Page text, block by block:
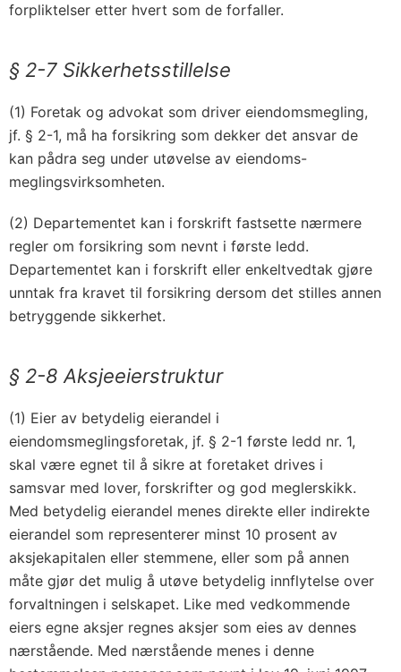
forpliktelser etter hvert som de forfaller.
§ 2-7 Sikkerhetsstillelse
(1) Foretak og advokat som driver eiendoms­megling,
jf. § 2-1, må ha forsikring som dekker det ansvar de
kan pådra seg under utøvelse av eiendoms­-
meglingsvirksomheten.
(2) Departementet kan i forskrift fastsette nærmere
regler om forsikring som nevnt i første ledd.
Departementet kan i forskrift eller enkeltvedtak gjøre
unntak fra kravet til forsikring dersom det stilles annen
betryggende sikkerhet.
§ 2-8 Aksjeeierstruktur
(1) Eier av betydelig eierandel i
eiendomsmeglingsforetak, jf. § 2-1 første ledd nr. 1,
skal være egnet til å sikre at foretaket drives i
samsvar med lover, forskrifter og god meglerskikk.
Med betydelig eierandel menes direkte eller indirekte
eierandel som representerer minst 10 prosent av
aksjekapitalen eller stemmene, eller som på annen
måte gjør det mulig å utøve betydelig innflytelse over
forvaltningen i selskapet. Like med vedkommende
eiers egne aksjer regnes aksjer som eies av dennes
nærstående. Med nærstående menes i denne